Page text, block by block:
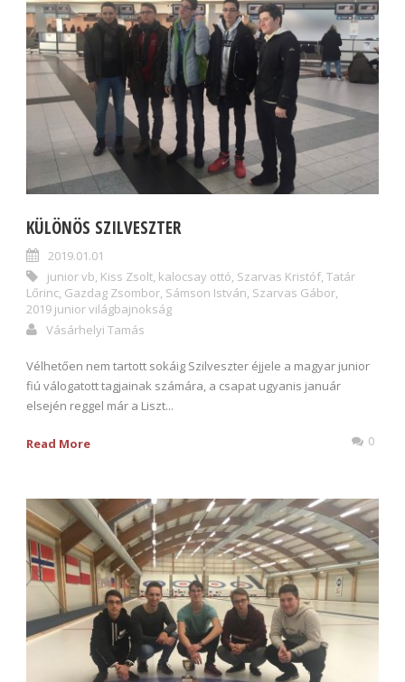
KÜLÖNÖS SZILVESZTER
2019.01.01
junior vb, Kiss Zsolt, kalocsay ottó, Szarvas Kristóf, Tatár
Lőrinc, Gazdag Zsombor, Sámson István, Szarvas Gábor,
2019 junior világbajnokság
Vásárhelyi Tamás
Vélhetően nem tartott sokáig Szilveszter éjjele a magyar junior
fiú válogatott tagjainak számára, a csapat ugyanis január
elsején reggel már a Liszt...
Read More 0